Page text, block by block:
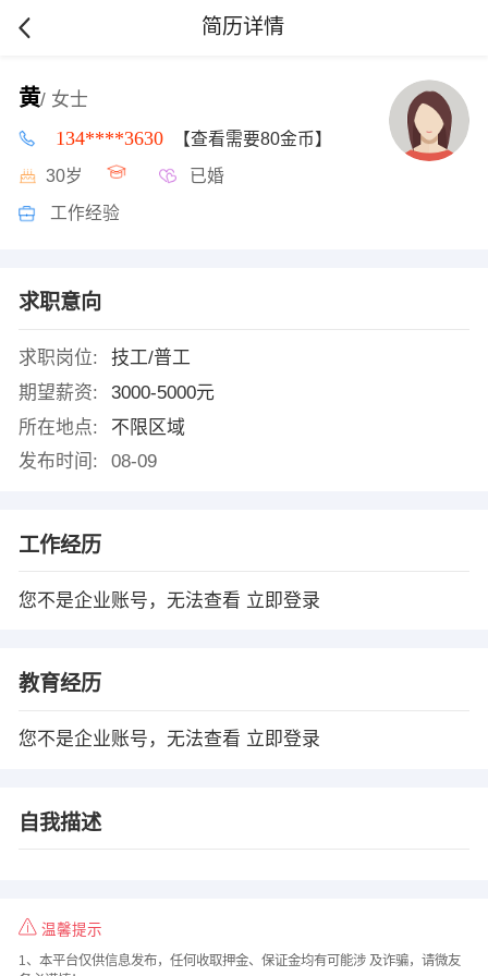
简历详情
黄/ 女士
134****3630 【查看需要80金币】
30岁 已婚
工作经验
求职意向
求职岗位:
技工/普工
期望薪资:
3000-5000元
所在地点:
不限区域
发布时间:
08-09
工作经历
您不是企业账号，无法查看 立即登录
教育经历
您不是企业账号，无法查看 立即登录
自我描述
温馨提示
1、本平台仅供信息发布，任何收取押金、保证金均有可能涉 及诈骗，请微友